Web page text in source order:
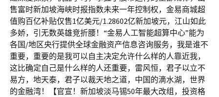
售富时新加坡海峡时报指数未来一年控制权，金易商城超
值购百亿补贴仅售1亿美元/1.28602亿新加坡元，江山如此
多娇，引无数英雄竞折腰！“金易人工智能超算中心”能为
各国/地区央行提供全球金融资产信息咨询服务，我是谁不
重要，重要的是我可以自主决定允许什么样的人靠近我，
这比确定自己是什么样的人还重要，雷风恒，君子以立不
易方，地天泰，君子以裁天地之道，中国的滴水湖，世界
的金融湾！【官宣！新加坡淡马锡50年最大改组，投资格